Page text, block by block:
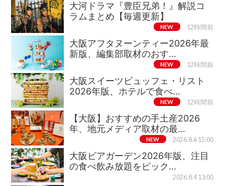
大河ドラマ『豊臣兄弟！』解説コ
ラムまとめ【毎週更新】
NEW 12時間前
大阪アフタヌーンティー2026年最
新版、編集部取材のおす…
NEW 12時間前
大阪スイーツビュッフェ・リスト
2026年版、ホテルで食べ…
NEW 12時間前
【大阪】おすすめの手土産2026
年、地元メディア取材の最…
NEW 2026.8.6 15:00
大阪ビアガーデン2026年版、注目
の食べ飲み放題をピック…
2026.8.4 13:00